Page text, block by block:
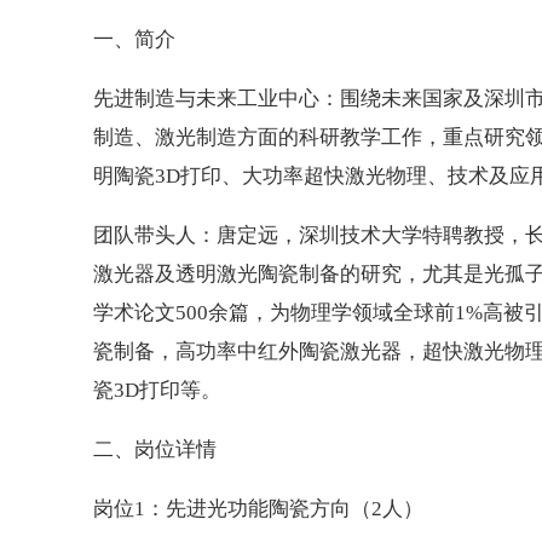
一、简介
先进制造与未来工业中心：围绕未来国家及深圳
制造、激光制造方面的科研教学工作，重点研究
明陶瓷3D打印、大功率超快激光物理、技术及应
团队带头人：唐定远，深圳技术大学特聘教授，
激光器及透明激光陶瓷制备的研究，尤其是光孤
学术论文500余篇，为物理学领域全球前1%高被
瓷制备，高功率中红外陶瓷激光器，超快激光物
瓷3D打印等。
二、岗位详情
岗位1：先进光功能陶瓷方向（2人）